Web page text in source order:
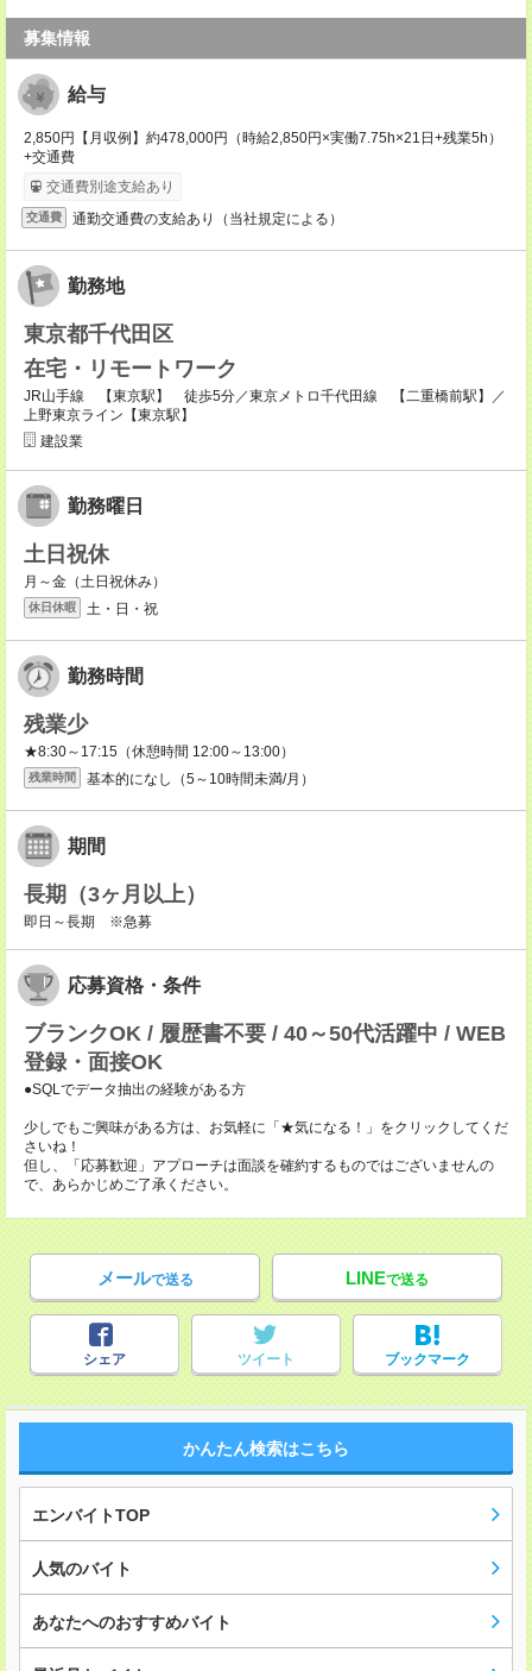
募集情報
給与
2,850円【月収例】約478,000円（時給2,850円×実働7.75h×21日+残業5h）
+交通費
交通費別途支給あり
交通費 通勤交通費の支給あり（当社規定による）
勤務地
東京都千代田区
在宅・リモートワーク
JR山手線 【東京駅】 徒歩5分／東京メトロ千代田線 【二重橋前駅】／
上野東京ライン【東京駅】
建設業
勤務曜日
土日祝休
月～金（土日祝休み）
休日休暇 土・日・祝
勤務時間
残業少
★8:30～17:15（休憩時間 12:00～13:00）
残業時間 基本的になし（5～10時間未満/月）
期間
長期（3ヶ月以上）
即日～長期 ※急募
応募資格・条件
ブランクOK / 履歴書不要 / 40～50代活躍中 / WEB
登録・面接OK
●SQLでデータ抽出の経験がある方
少しでもご興味がある方は、お気軽に「★気になる！」をクリックしてくだ
さいね！
但し、「応募歓迎」アプローチは面談を確約するものではございませんの
で、あらかじめご了承ください。
メールで送る LINEで送る
シェア ツイート ブックマーク
かんたん検索はこちら
エンバイトTOP
人気のバイト
あなたへのおすすめバイト